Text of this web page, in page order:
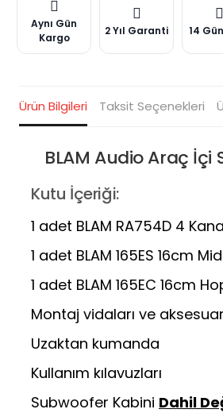
Aynı Gün
Kargo
2 Yıl Garanti 14
Ürün Bilgileri Taksit Seçenekleri
BLAM Audio Araç İçi
Kutu İçeriği:
1 adet BLAM RA754D 4
1 adet BLAM 165ES 16cm Mid
1 adet BLAM 165EC 16cm
Montaj vidaları ve
Uzaktan kumanda
Kullanım kılavuzları
Subwoofer Kabini Dahil